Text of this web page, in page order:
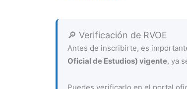
🔎 Verificación de RVOE
Antes de inscribirte, es
Oficial de Estudios) vigente, ya